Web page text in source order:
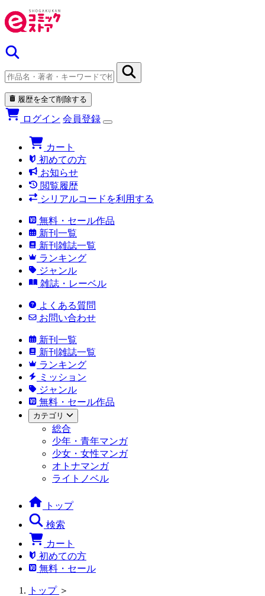
履歴を全て削除する
ログイン 会員登録
カート
初めての方
お知らせ
閲覧履歴
シリアルコードを利用する
無料・セール作品
新刊一覧
新刊雑誌一覧
ランキング
ジャンル
雑誌・レーベル
よくある質問
お問い合わせ
新刊一覧
新刊雑誌一覧
ランキング
ミッション
ジャンル
無料・セール作品
カテゴリ
総合
少年・青年マンガ
少女・女性マンガ
オトナマンガ
ライトノベル
トップ
検索
カート
初めての方
無料・セール
トップ ＞